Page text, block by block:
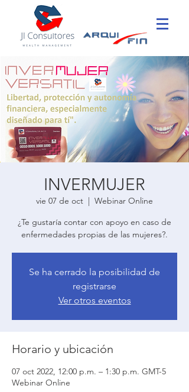
INVERMUJER
vie 07 de oct
  |
Webinar Online
¿Te gustaría contar con apoyo en caso de
enfermedades propias de las mujeres?.
Se ha cerrado la posibilidad de
registrarse
Ver otros eventos
Horario y ubicación
07 oct 2022, 12:00 p.m. – 1:30 p.m. GMT-5
Webinar Online